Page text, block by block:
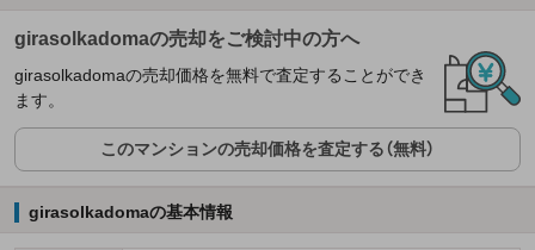
girasolkadomaの売却をご検討中の方へ
girasolkadomaの売却価格を無料で査定することができ
ます。
このマンションの売却価格を査定する（無料）
girasolkadomaの基本情報